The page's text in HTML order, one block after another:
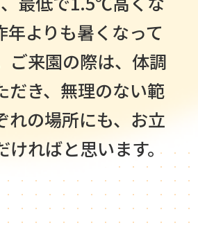
年よりも暑くなって
ご来園の際は、体調
だき、無理のない範
れの場所にも、お立
ければと思います。